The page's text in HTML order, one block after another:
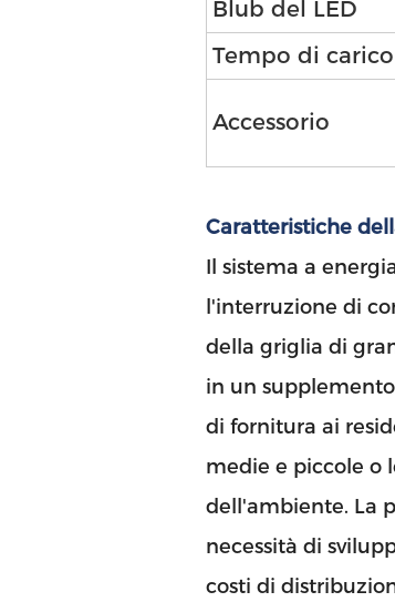
Blub del LED
Tempo di carico
Accessorio
Caratteristiche
Il sistema a
l'interruzione di
della griglia di
in un
di fornitura ai
medie e piccole o
dell'ambiente. La
necessità di
costi di